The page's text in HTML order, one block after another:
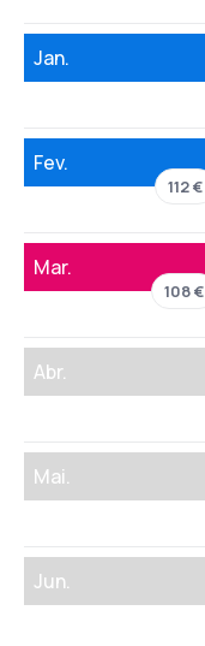
Jan.
Fev.
112 €
Mar.
108 €
Abr.
Mai.
Jun.